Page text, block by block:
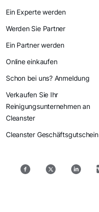
Ein Experte werden
Werden Sie Partner
Ein Partner werden
Online einkaufen
Schon bei uns? Anmeldung
Verkaufen Sie Ihr
Reinigungsunternehmen an
Cleanster
Cleanster Geschäftsgutschein